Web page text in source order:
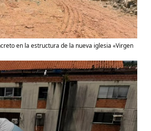
en la estructura de la nueva iglesia «Virgen